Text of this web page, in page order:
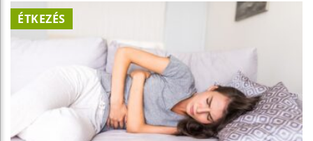
ÉTKEZÉS